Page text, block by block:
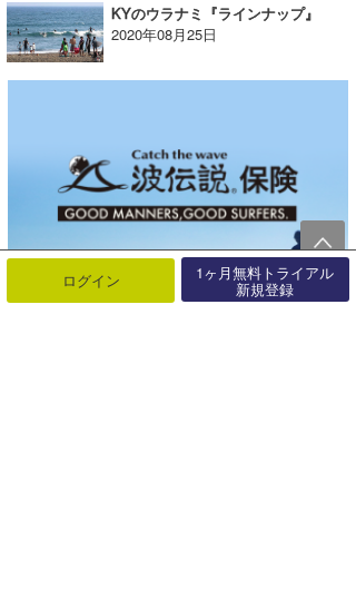
KYのウラナミ『ラインナップ』
2020年08月25日
ログイン 1ヶ月無料トライアル
新規登録